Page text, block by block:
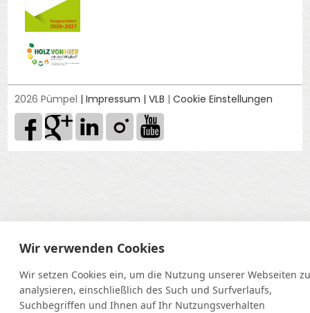
2026 Pümpel |Impressum |VLB |Cookie Einstellungen
Wir verwenden Cookies
Wir setzen Cookies ein, um die Nutzung unserer Webseiten zu
analysieren, einschließlich des Such und Surfverlaufs,
Suchbegriffen und Ihnen auf Ihr Nutzungsverhalten